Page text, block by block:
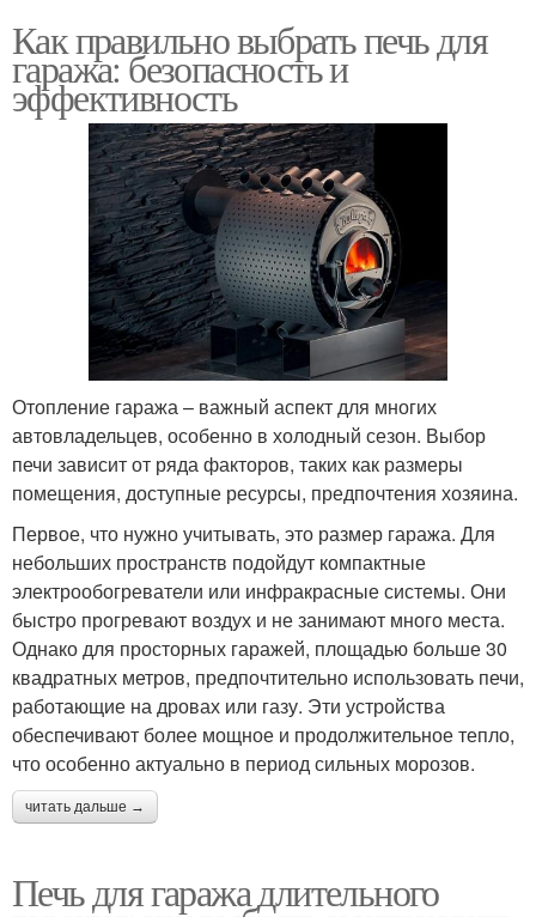
Как правильно выбрать печь для
гаража: безопасность и
эффективность
Отопление гаража – важный аспект для многих
автовладельцев, особенно в холодный сезон. Выбор
печи зависит от ряда факторов, таких как размеры
помещения, доступные ресурсы, предпочтения хозяина.
Первое, что нужно учитывать, это размер гаража. Для
небольших пространств подойдут компактные
электрообогреватели или инфракрасные системы. Они
быстро прогревают воздух и не занимают много места.
Однако для просторных гаражей, площадью больше 30
квадратных метров, предпочтительно использовать печи,
работающие на дровах или газу. Эти устройства
обеспечивают более мощное и продолжительное тепло,
что особенно актуально в период сильных морозов.
читать дальше →
Печь для гаража длительного